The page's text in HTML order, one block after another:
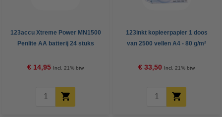
123accu Xtreme Power MN1500
Penlite AA batterij 24 stuks
€ 14,95 Incl. 21% btw
123inkt kopieerpapier 1 doos
van 2500 vellen A4 - 80 g/m²
€ 33,50 Incl. 21% btw